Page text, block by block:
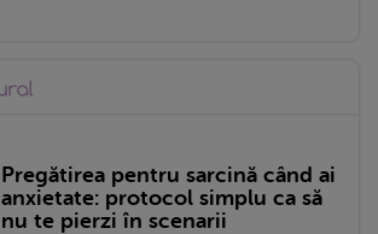
Pregătirea pentru sarcină când ai
anxietate: protocol simplu ca să
nu te pierzi în scenarii